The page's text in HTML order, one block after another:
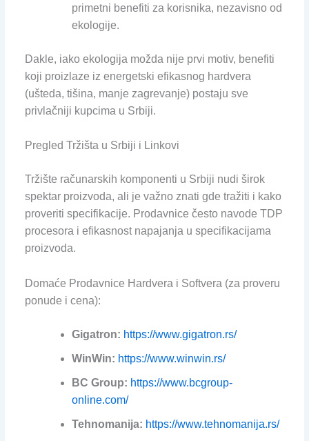
primetni benefiti za korisnika, nezavisno od
ekologije.
Dakle, iako ekologija možda nije prvi motiv, benefiti
koji proizlaze iz energetski efikasnog hardvera
(ušteda, tišina, manje zagrevanje) postaju sve
privlačniji kupcima u Srbiji.
Pregled Tržišta u Srbiji i Linkovi
Tržište računarskih komponenti u Srbiji nudi širok
spektar proizvoda, ali je važno znati gde tražiti i kako
proveriti specifikacije. Prodavnice često navode TDP
procesora i efikasnost napajanja u specifikacijama
proizvoda.
Domaće Prodavnice Hardvera i Softvera (za proveru
ponude i cena):
Gigatron: https://www.gigatron.rs/
WinWin: https://www.winwin.rs/
BC Group: https://www.bcgroup-
online.com/
Tehnomanija: https://www.tehnomanija.rs/